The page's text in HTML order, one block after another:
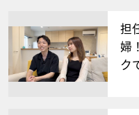
担
婦
ク